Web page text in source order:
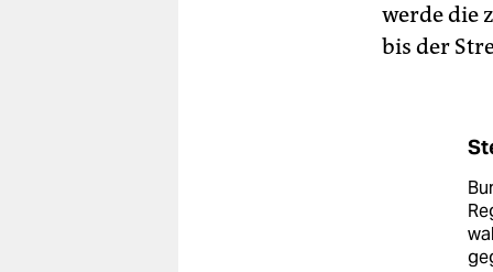
werde die
bis der